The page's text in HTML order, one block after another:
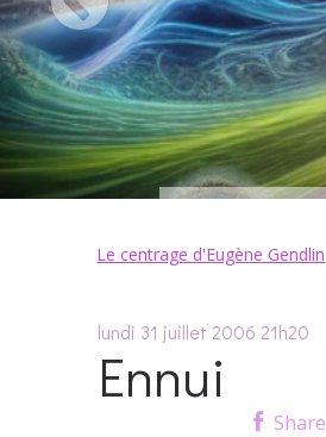
Le centrage d'Eugène Gendlin
lundi 31 juillet 2006 21h20
Ennui
Share